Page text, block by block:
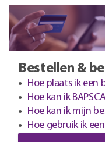
Bestellen &
Hoe plaats ik een
Hoe kan ik
Hoe kan ik mijn
Hoe gebruik ik